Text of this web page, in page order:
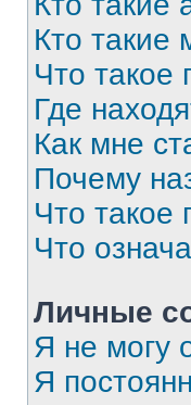
Кто такие
Что такое
Где
Как мне
Почему
Что такое
Что
Личные
Я не могу
Я